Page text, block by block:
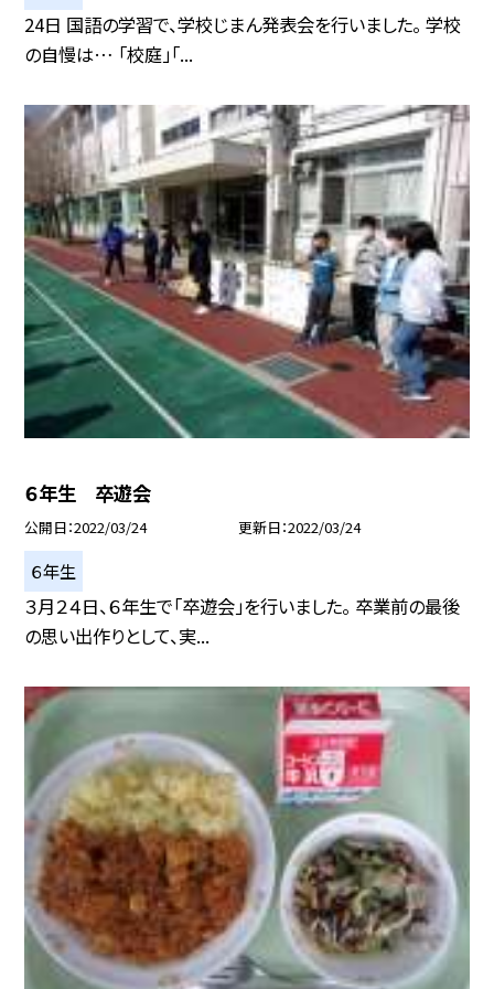
24日 国語の学習で、学校じまん発表会を行いました。 学校
の自慢は… 「校庭」「...
６年生 卒遊会
公開日 2022/03/24 更新日 2022/03/24
６年生
３月２４日、６年生で「卒遊会」を行いました。 卒業前の最後
の思い出作りとして、実...